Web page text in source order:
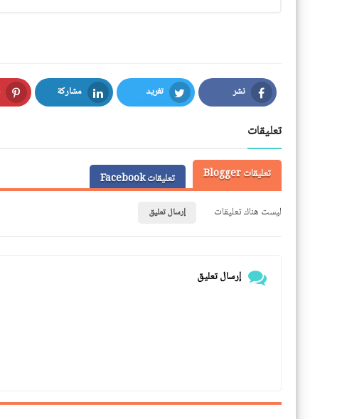
نشر
Facebook
تغريد
Twitter
مشاركة
LinkedIn
تعليقات
تعليقات Blogger
تعليقات Facebook
ليست هناك تعليقات
إرسال تعليق
إرسال تعليق